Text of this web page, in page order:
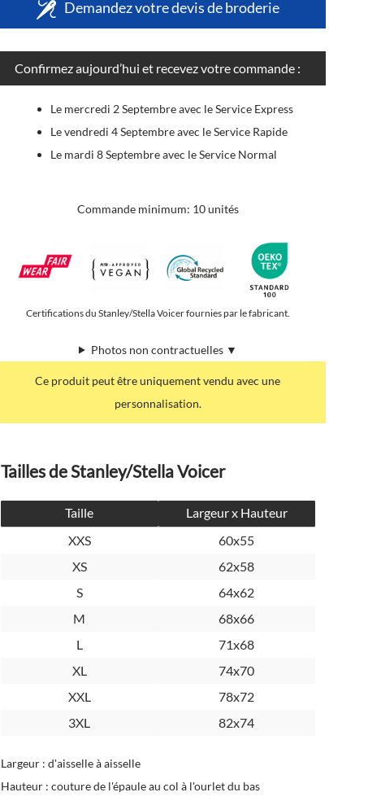
Demandez votre devis de broderie
Confirmez aujourd’hui et recevez votre commande :
Le mercredi 2 Septembre avec le Service Express
Le vendredi 4 Septembre avec le Service Rapide
Le mardi 8 Septembre avec le Service Normal
Commande minimum: 10 unités
Certifications du Stanley/Stella Voicer fournies par le fabricant.
Photos non contractuelles ▼
Ce produit peut être uniquement vendu avec une
personnalisation.
Tailles de Stanley/Stella Voicer
Taille
Largeur x Hauteur
XXS
60x55
XS
62x58
S
64x62
M
68x66
L
71x68
XL
74x70
XXL
78x72
3XL
82x74
Largeur : d'aisselle à aisselle
Hauteur : couture de l'épaule au col à l'ourlet du bas